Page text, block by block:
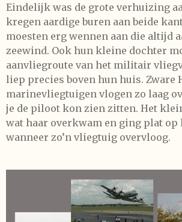
Eindelijk was de grote verhuizing
kregen aardige buren aan beide
moesten erg wennen aan die altijd
zeewind. Ook hun kleine dochter
aanvliegroute van het militair
liep precies boven hun huis. Zware
marinevliegtuigen vlogen zo laag
je de piloot kon zien zitten. Het
wat haar overkwam en ging plat op
wanneer zo’n vliegtuig overvloog.